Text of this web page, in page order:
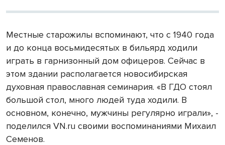
Местные старожилы вспоминают, что с 1940 года
и до конца восьмидесятых в бильярд ходили
играть в гарнизонный дом офицеров. Сейчас в
этом здании располагается новосибирская
духовная православная семинария. «В ГДО стоял
большой стол, много людей туда ходили. В
основном, конечно, мужчины регулярно играли», -
поделился VN.ru своими воспоминаниями Михаил
Семенов.